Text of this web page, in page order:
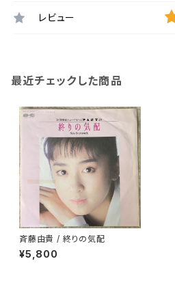
レビュー
最近チェックした商品
斉藤由貴 / 終りの気配
¥5,800